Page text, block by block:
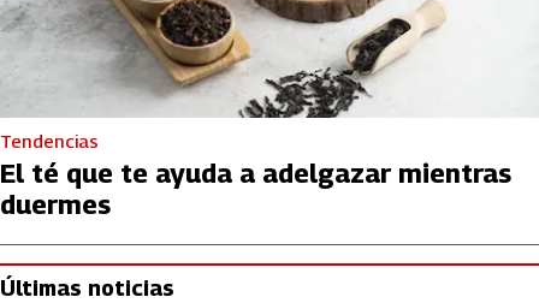
Tendencias
El té que te ayuda a adelgazar mientras
duermes
Últimas noticias